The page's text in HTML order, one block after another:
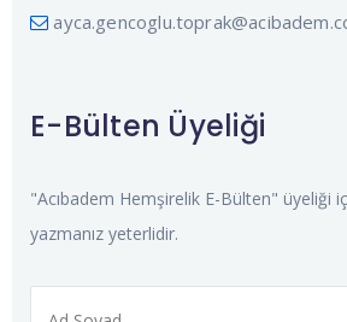
E-Bülten Üyeliği
"Acıbadem Hemşirelik E-Bülten" üyeliği
yazmanız yeterlidir.